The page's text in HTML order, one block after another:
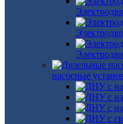
насосные